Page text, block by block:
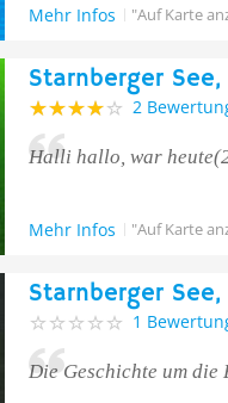
Mehr Infos "Auf Karte
Starnberger
2
Halli hallo, war
Mehr Infos "Auf Karte
Starnberger
1
Die Geschichte um